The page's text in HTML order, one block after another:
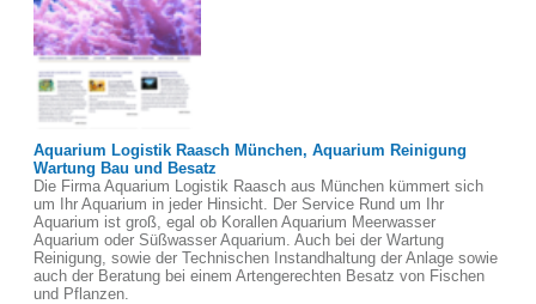
Aquarium Logistik Raasch München, Aquarium Reinigung
Wartung Bau und Besatz
Die Firma Aquarium Logistik Raasch aus München kümmert sich
um Ihr Aquarium in jeder Hinsicht. Der Service Rund um Ihr
Aquarium ist groß, egal ob Korallen Aquarium Meerwasser
Aquarium oder Süßwasser Aquarium. Auch bei der Wartung
Reinigung, sowie der Technischen Instandhaltung der Anlage sowie
auch der Beratung bei einem Artengerechten Besatz von Fischen
und Pflanzen.